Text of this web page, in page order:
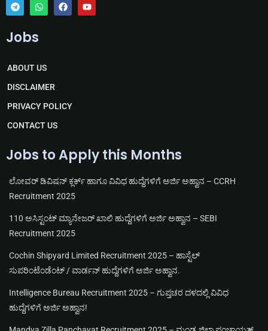
T
l
r
a
m
W
a
a
p
p
F Y
Jobs
ABOUT US
DISCLAIMER
PRIVACY POLICY
CONTACT US
Jobs to Apply this Months
ಲೋವರ್ ಡಿವಿಷನ್ ಕ್ಲರ್ಕ್ ಹಾಗೂ ವಿವಿಧ ಹುದ್ದೆಗಳಿಗೆ ಅರ್ಜಿ ಅಹ್ವಾನ – CCRH
Recruitment 2025
110 ಅಸಿಸ್ಟಂಟ್ ಮ್ಯಾನೇಜರ್ ಖಾಲಿ ಹುದ್ದೆಗಳಿಗೆ ಅರ್ಜಿ ಅಹ್ವಾನ – SEBI
Recruitment 2025
Cochin Shipyard Limited Recruitment 2025 – ಹಾಸ್ಟೆಲ್
ಸುಪರಿಂಟೆಂಡೆಂಟ್ / ವಾರ್ಡನ್ ಹುದ್ದೆಗಳಿಗೆ ಅರ್ಜಿ ಅಹ್ವಾನ.
Intelligence Bureau Recruitment 2025 – ಗುಪ್ತಚರ ದಳದಲ್ಲಿ ವಿವಿಧ
ಹುದ್ದೆಗಳಿಗೆ ಅರ್ಜಿ ಅಹ್ವಾನ!